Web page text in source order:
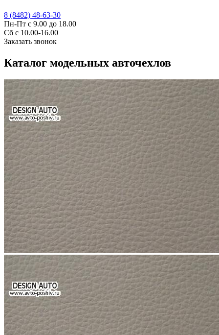
8 (8482) 48-63-30
Пн-Пт с 9.00 до 18.00
Сб с 10.00-16.00
Заказать звонок
Каталог модельных авточехлов